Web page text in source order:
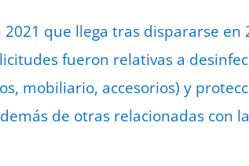
que llega tras dispararse
fueron relativas a
mobiliario, accesorios) y
de otras relacionadas con